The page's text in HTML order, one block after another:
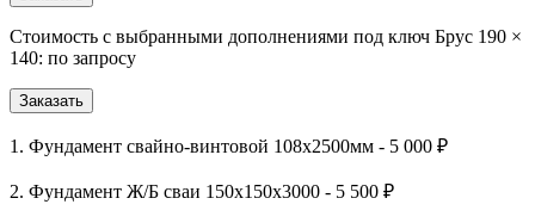
Стоимость с выбранными дополнениями под ключ Брус 190 ×
140: по запросу
Заказать
1. Фундамент свайно-винтовой 108х2500мм - 5 000 ₽
2. Фундамент Ж/Б сваи 150х150х3000 - 5 500 ₽